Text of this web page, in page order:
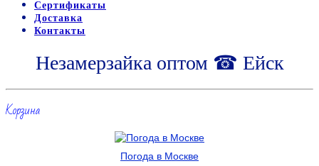
Сертификаты
Доставка
Контакты
Незамерзайка оптом ☎ Ейск
Корзина
Погода в Москве